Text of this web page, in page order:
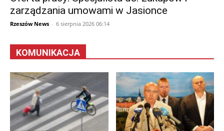
zarządzania umowami w Jasionce
Rzeszów News - 6 sierpnia 2026 06:14
KOMUNIKACJA